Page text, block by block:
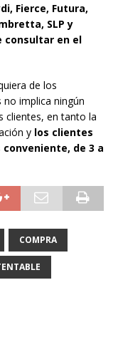
Fierce, Futura,
SLP y
consultar en el
de los
implica ningún
clientes, en tanto la
y los clientes
de 3 a
COMPRA